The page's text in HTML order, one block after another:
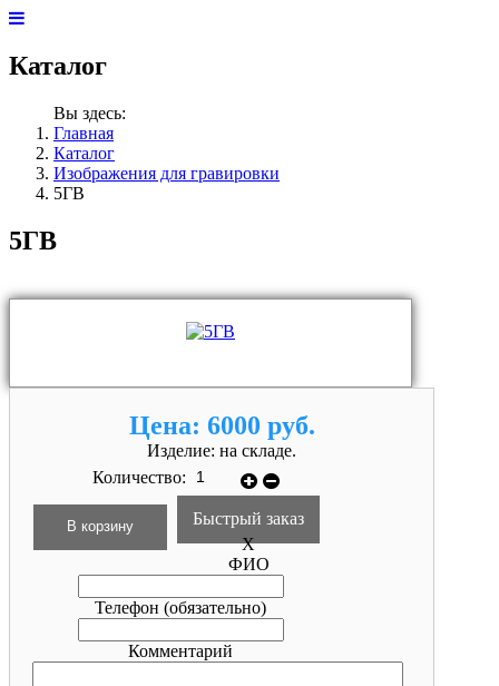
Каталог
Вы здесь:
Главная
Каталог
Изображения для гравировки
5ГВ
5ГВ
Цена: 6000 руб.
Изделие: на складе.
Количество:
Быстрый заказ
X
ФИО
Телефон (обязательно)
Комментарий